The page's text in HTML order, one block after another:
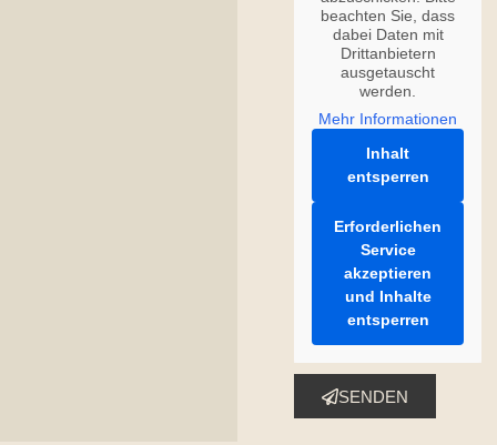
beachten Sie, dass
dabei Daten mit
Drittanbietern
ausgetauscht
werden.
Mehr Informationen
Inhalt
entsperren
Erforderlichen
Service
akzeptieren
und Inhalte
entsperren
SENDEN